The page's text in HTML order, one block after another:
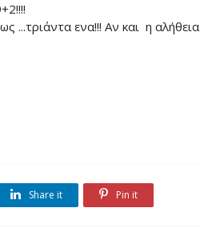
...τριάντα ενα!!! Αν και η αλήθεια
Share it Pin it